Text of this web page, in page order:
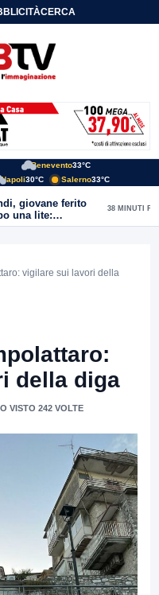
CERCA
Benevento33°C
Napoli30°C Salerno33°C
giovane ferito
una lite:
autore
38 MINUTI FA
vigilare sui lavori della
della diga
VISTO 242 VOLTE